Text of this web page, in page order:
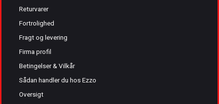
Returvarer
Fortrolighed
Fragt og levering
Firma profil
Betingelser & Vilkår
Sådan handler du hos Ezzo
Oversigt